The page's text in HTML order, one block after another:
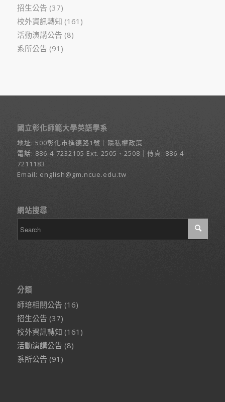
招生公告 (37)
校外資訊轉知 (161)
活動演講公告 (8)
系所公告 (91)
國立彰化師範大學英語學系
地址: 500彰化市進德路1號
隱私權政策
電話: 886-4-7232105 Ext. 2505、2508｜傳真: 886-4-
7211183
Email: english@gm.ncue.edu.tw
網站搜尋
分類
師培相關公告 (16)
招生公告 (37)
校外資訊轉知 (161)
活動演講公告 (8)
系所公告 (91)